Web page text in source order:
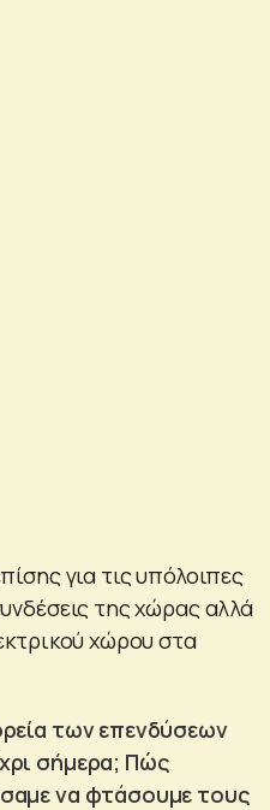
για τις υπόλοιπες
της χώρας αλλά
χώρου στα
των επενδύσεων
σήμερα; Πώς
να φτάσουμε τους